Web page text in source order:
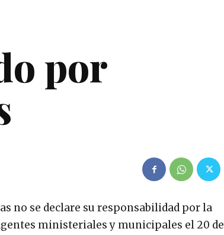
por
no se declare su responsabilidad por la
ministeriales y municipales el 20 de